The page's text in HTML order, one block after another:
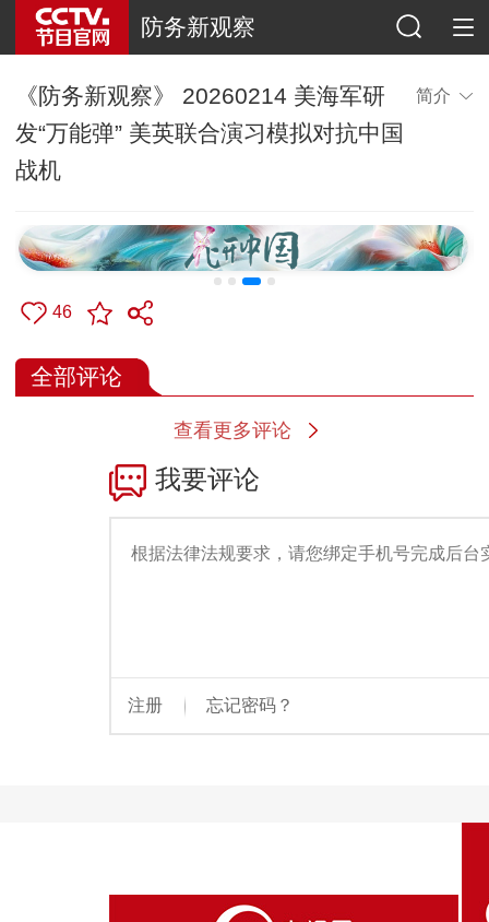
防务新观察
《防务新观察》 20260214 美海军研
发“万能弹” 美英联合演习模拟对抗中国
战机
简介
46
全部评论
查看更多评论